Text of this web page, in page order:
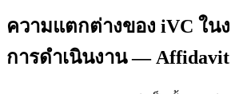
ความแตกต่างของ iVC ใน
การดำเนินงาน — Affidavit